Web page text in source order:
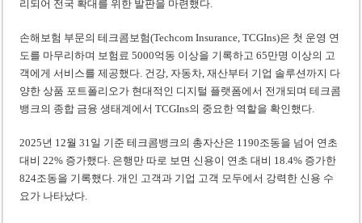
리되어 전국 확대를 위한 발판을 마련했다.
손해보험 부문의 테크콤보험(Techcom Insurance, TCGIns)은 첫 운영 연
도를 마무리하며 보험료 5000억동 이상을 기록하고 65만명 이상의 고
객에게 서비스를 제공했다. 건강, 자동차, 재산부터 기업 솔루션까지 다
양한 상품 포트폴리오가 현대적인 디지털 플랫폼에서 전개되며 테크콤
뱅크의 종합 금융 생태계에서 TCGIns의 중요한 역할을 확인했다.
2025년 12월 31일 기준 테크콤뱅크의 총자산은 1190조동을 넘어 연초
대비 22% 증가했다. 은행만 따로 보면 신용이 연초 대비 18.4% 증가한
824조동을 기록했다. 개인 고객과 기업 고객 모두에서 강력한 신용 수
요가 나타났다.